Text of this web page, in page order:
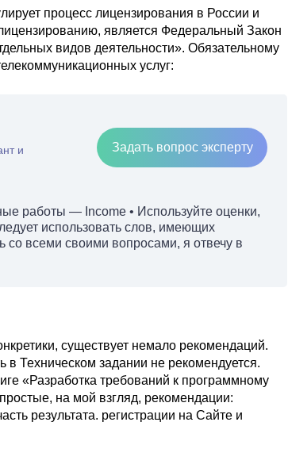
процесс лицензирования в России и
является Федеральный Закон
видов деятельности». Обязательному
услуг:
и
Задать вопрос эксперту
работы — Income • Используйте оценки,
использовать слов, имеющих
всеми своими вопросами, я отвечу в
существует немало рекомендаций.
в Техническом задании не рекомендуется.
«Разработка требований к программному
на мой взгляд, рекомендации:
результата. регистрации на Сайте и